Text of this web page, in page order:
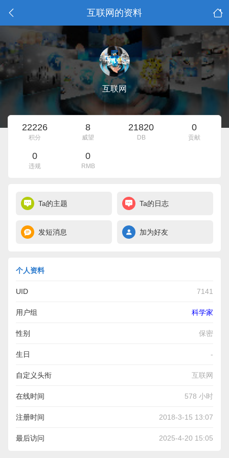
互联网的资料
互联网
22226
积分
8
威望
21820
DB
0
贡献
0
违规
0
RMB
Ta的主题 Ta的日志
发短消息 加为好友
个人资料
UID 7141
用户组 科学家
性别 保密
生日 -
自定义头衔 互联网
在线时间 578 小时
注册时间 2018-3-15 13:07
最后访问 2025-4-20 15:05